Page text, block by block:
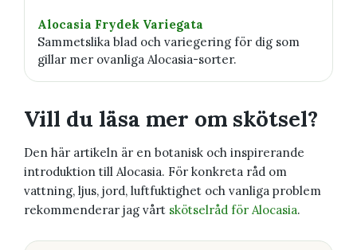
Alocasia Frydek Variegata
Sammetslika blad och variegering för dig som
gillar mer ovanliga Alocasia-sorter.
Vill du läsa mer om skötsel?
Den här artikeln är en botanisk och inspirerande
introduktion till Alocasia. För konkreta råd om
vattning, ljus, jord, luftfuktighet och vanliga problem
rekommenderar jag vårt skötselråd för Alocasia.